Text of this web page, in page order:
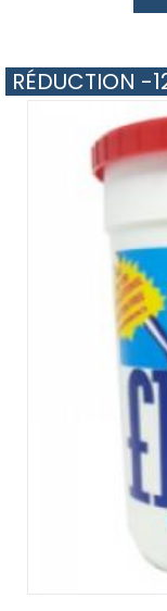
RÉDUCTION -